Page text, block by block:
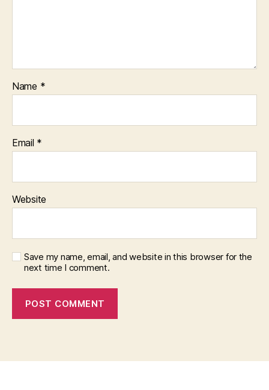
Name *
Email *
Website
Save my name, email, and website in this browser for the
next time I comment.